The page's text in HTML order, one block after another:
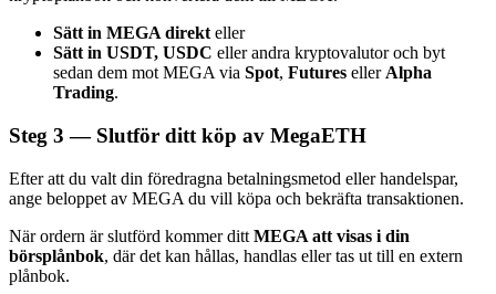
Bitrue Affiliates
Sätt in MEGA direkteller
Sätt in USDT, USDC eller andra kryptovalutor och byt
sedan dem mot MEGA via Spot, Futures ellerAlpha
Trading.
Steg 3 — Slutför ditt köp av MegaETH
Efter att du valt din föredragna betalningsmetod eller handelspar,
ange beloppet av MEGA du vill köpa och bekräfta transaktionen.
När ordern är slutförd kommer ditt MEGA att visas i din
börsplånbok, där det kan hållas, handlas eller tas ut till en extern
plånbok.